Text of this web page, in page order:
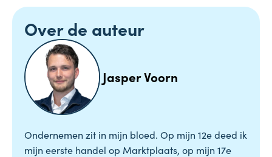
Over de auteur
Jasper Voorn
Ondernemen zit in mijn bloed. Op mijn 12e deed ik
mijn eerste handel op Marktplaats, op mijn 17e